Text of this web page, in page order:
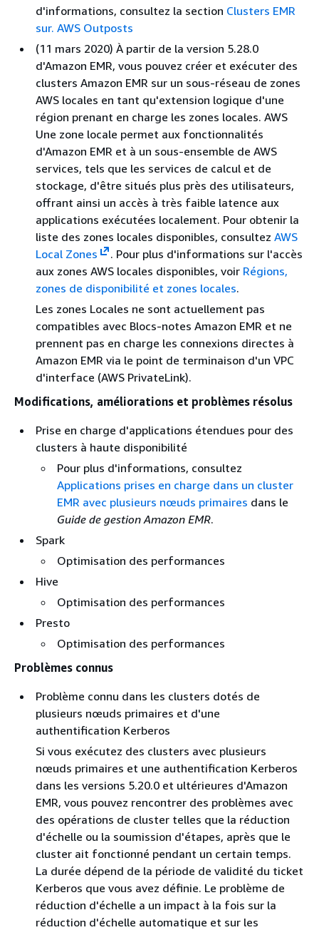
d'informations, consultez la section Clusters EMR
sur. AWS Outposts
(11 mars 2020) À partir de la version 5.28.0
d'Amazon EMR, vous pouvez créer et exécuter des
clusters Amazon EMR sur un sous-réseau de zones
AWS locales en tant qu'extension logique d'une
région prenant en charge les zones locales. AWS
Une zone locale permet aux fonctionnalités
d'Amazon EMR et à un sous-ensemble de AWS
services, tels que les services de calcul et de
stockage, d'être situés plus près des utilisateurs,
offrant ainsi un accès à très faible latence aux
applications exécutées localement. Pour obtenir la
liste des zones locales disponibles, consultez AWS
Local Zones
. Pour plus d'informations sur l'accès
aux zones AWS locales disponibles, voir Régions,
zones de disponibilité et zones locales.
Les zones Locales ne sont actuellement pas
compatibles avec Blocs-notes Amazon EMR et ne
prennent pas en charge les connexions directes à
Amazon EMR via le point de terminaison d'un VPC
d'interface (AWS PrivateLink).
Modifications, améliorations et problèmes résolus
Prise en charge d'applications étendues pour des
clusters à haute disponibilité
Pour plus d'informations, consultez
Applications prises en charge dans un cluster
EMR avec plusieurs nœuds primaires dans le
Guide de gestion Amazon EMR.
Spark
Optimisation des performances
Hive
Optimisation des performances
Presto
Optimisation des performances
Problèmes connus
Problème connu dans les clusters dotés de
plusieurs nœuds primaires et d'une
authentification Kerberos
Si vous exécutez des clusters avec plusieurs
nœuds primaires et une authentification Kerberos
dans les versions 5.20.0 et ultérieures d'Amazon
EMR, vous pouvez rencontrer des problèmes avec
des opérations de cluster telles que la réduction
d'échelle ou la soumission d'étapes, après que le
cluster ait fonctionné pendant un certain temps.
La durée dépend de la période de validité du ticket
Kerberos que vous avez définie. Le problème de
réduction d'échelle a un impact à la fois sur la
réduction d'échelle automatique et sur les